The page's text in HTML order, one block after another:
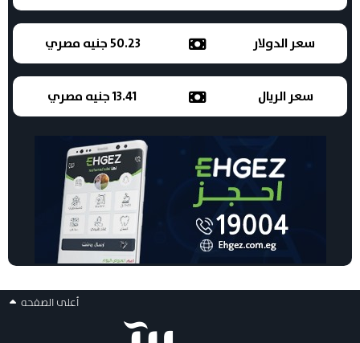
سعر الدولار 50.23 جنيه مصري
سعر الريال 13.41 جنيه مصري
أعلى الصفحه